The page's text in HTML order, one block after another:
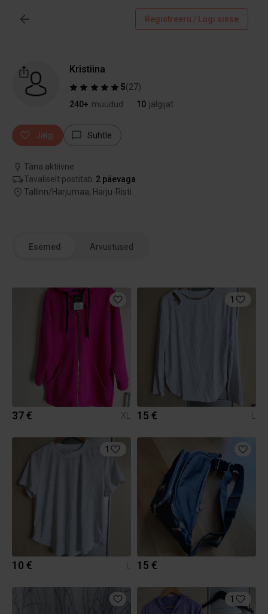
Registreeru / Logi sisse
Kristiina
5(27)
240+ müüdud 10 jälgijat
Jälgi Suhtle
Täna aktiivne
Tavaliselt postitab 2 päevaga
Tallinn/Harjumaa, Harju-Risti
Esemed Arvustused
37 € XL
1
15 € L
1
10 € L 15 €
1